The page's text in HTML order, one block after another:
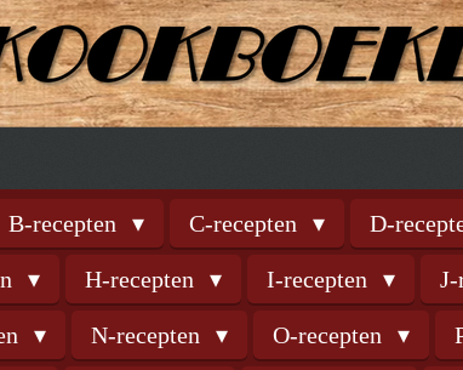
B-recepten C-recepten D-
H-recepten I-recepten J-
N-recepten O-recepten